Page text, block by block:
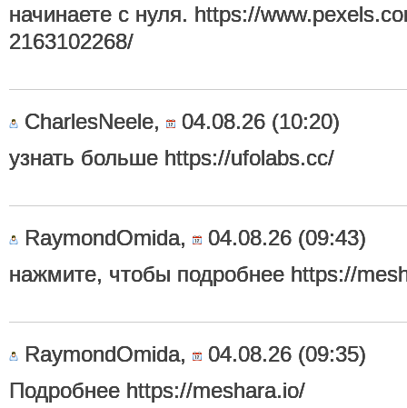
начинаете с нуля. https://
2163102268/
CharlesNeele,
04.08.26 (10:20)
узнать больше https://ufolabs.cc/
RaymondOmida,
04.08.26 (09:43)
нажмите, чтобы подробнее https://
RaymondOmida,
04.08.26 (09:35)
Подробнее https://meshara.io/